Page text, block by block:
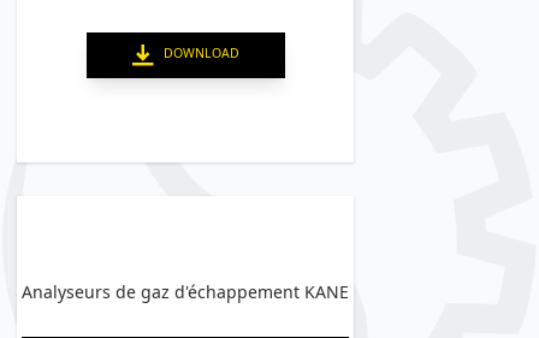
DOWNLOAD
Analyseurs de gaz d'échappement KANE